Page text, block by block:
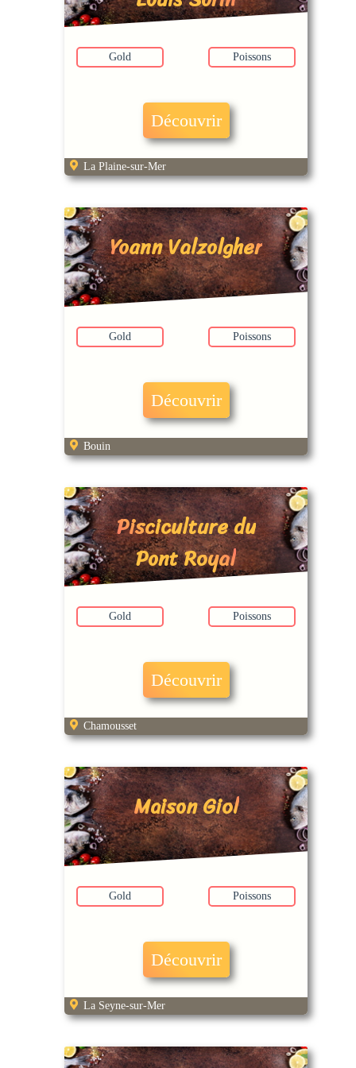
Gold Poissons
Découvrir
La Plaine-sur-Mer
Yoann Valzolgher
Gold Poissons
Découvrir
Bouin
Pisciculture du
Pont Royal
Gold Poissons
Découvrir
Chamousset
Maison Giol
Gold Poissons
Découvrir
La Seyne-sur-Mer